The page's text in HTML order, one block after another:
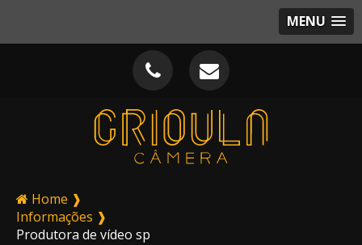
MENU
Home ❱
Informações ❱
Produtora de vídeo sp